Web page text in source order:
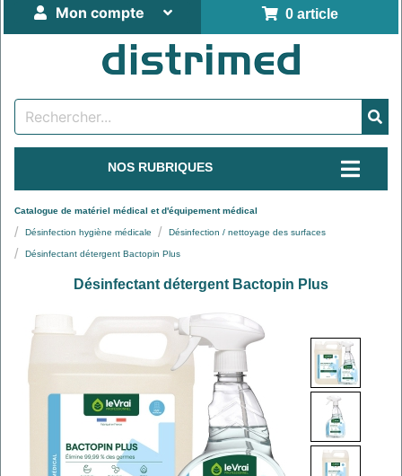
0 article
Mon compte
NOS RUBRIQUES
Catalogue de matériel médical et d'équipement médical
Désinfection hygiène médicale Désinfection / nettoyage des surfaces
Désinfectant détergent Bactopin Plus
Désinfectant détergent Bactopin Plus